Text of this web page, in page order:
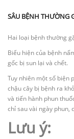
SÂU BỆNH THƯỜNG
Hai loại bệnh thường
Biểu hiện của bệnh
gốc bị sun lại và chết.
Tuy nhiên một số biện
chậu cây bị bệnh ra
và tiến hành phun
chỉ sau vài ngày phun,
Lưu ý: